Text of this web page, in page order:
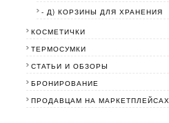
- Д) КОРЗИНЫ ДЛЯ ХРАНЕНИЯ
КОСМЕТИЧКИ
ТЕРМОСУМКИ
СТАТЬИ И ОБЗОРЫ
БРОНИРОВАНИЕ
ПРОДАВЦАМ НА МАРКЕТПЛЕЙСАХ